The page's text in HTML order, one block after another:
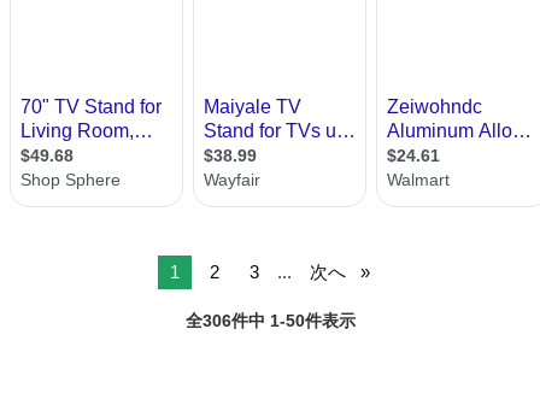
1 2 3 ... 次へ
全306件中 1-50件表示